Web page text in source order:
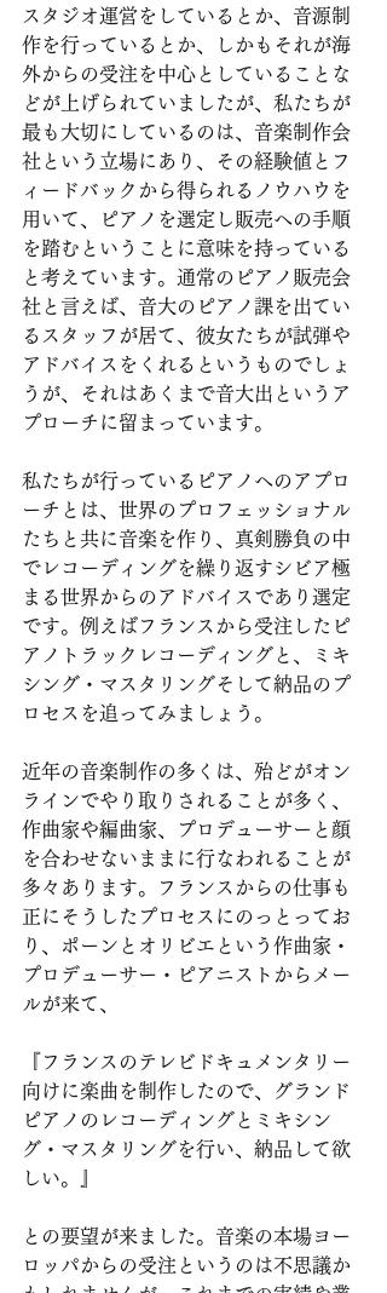
スタジオ運営をしているとか、音源制
作を行っているとか、しかもそれが海
外からの受注を中心としていることな
どが上げられていましたが、私たちが
最も大切にしているのは、音楽制作会
社という立場にあり、その経験値とフ
ィードバックから得られるノウハウを
用いて、ピアノを選定し販売への手順
を踏むということに意味を持っている
と考えています。通常のピアノ販売会
社と言えば、音大のピアノ課を出てい
るスタッフが居て、彼女たちが試弾や
アドバイスをくれるというものでしょ
うが、それはあくまで音大出というア
プローチに留まっています。
私たちが行っているピアノへのアプロ
ーチとは、世界のプロフェッショナル
たちと共に音楽を作り、真剣勝負の中
でレコーディングを繰り返すシビア極
まる世界からのアドバイスであり選定
です。例えばフランスから受注したピ
アノトラックレコーディングと、ミキ
シング・マスタリングそして納品のプ
ロセスを追ってみましょう。
近年の音楽制作の多くは、殆どがオン
ラインでやり取りされることが多く、
作曲家や編曲家、プロデューサーと顔
を合わせないままに行なわれることが
多々あります。フランスからの仕事も
正にそうしたプロセスにのっとってお
り、ポーンとオリビエという作曲家・
プロデューサー・ピアニストからメー
ルが来て、
『フランスのテレビドキュメンタリー
向けに楽曲を制作したので、グランド
ピアノのレコーディングとミキシン
グ・マスタリングを行い、納品して欲
しい。』
との要望が来ました。音楽の本場ヨー
ロッパからの受注というのは不思議か